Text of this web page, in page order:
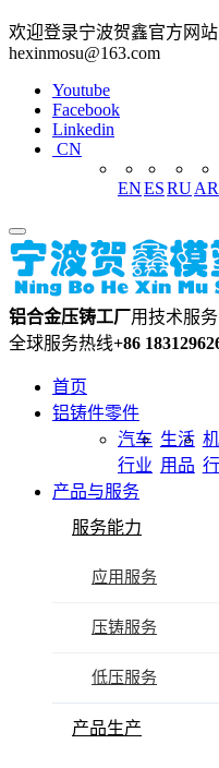
欢迎登录宁波贺鑫官方网站
hexinmosu@163.com
Youtube
Facebook
Linkedin
CN
ENESRUAR
铝合金压铸工厂用技术服
全球服务热线+86
首页
铝铸件零件
汽车
行业
生活
用品
产品与服务
服务能力
应用服务
压铸服务
低压服务
产品生产